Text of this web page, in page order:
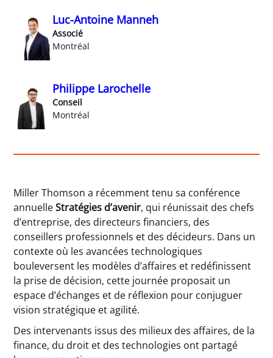
Luc-Antoine Manneh
Associé
Montréal
Philippe Larochelle
Conseil
Montréal
Miller Thomson a récemment tenu sa conférence
annuelleStratégies d’avenir, qui réunissait des chefs
d’entreprise, des directeurs financiers, des
conseillers professionnels et des décideurs. Dans un
contexte où les avancées technologiques
bouleversent les modèles d’affaires et redéfinissent
la prise de décision, cette journée proposait un
espace d’échanges et de réflexion pour conjuguer
vision stratégique et agilité.
Des intervenants issus des milieux des affaires, de la
finance, du droit et des technologies ont partagé